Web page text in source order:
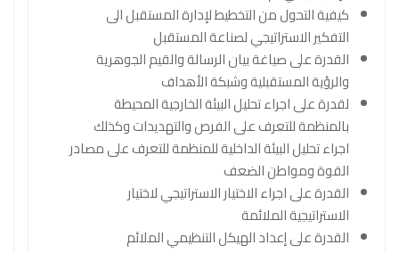
كيفية التحول من التخطيط لإدارة المستقبل الى
التفكير الاستراتيجي لصناعة المستقبل
القدرة على صياغة بيان الرسالة والقيم الجوهرية
والرؤية المستقبلية وشبكة الأهداف
لقدرة على اجراء تحليل البيئة الخارجية المحيطة
بالمنظمة للتعرف على الفرص والتهديدات وكذلك
اجراء تحليل البيئة الداخلية للمنظمة للتعرف على مصادر
القوة ومواطن الضعف
القدرة على اجراء الاختيار الاستراتيجي لاختيار
الاستراتيجية الملائمة
القدرة على إعداد الهيكل التنظيمي الملائم